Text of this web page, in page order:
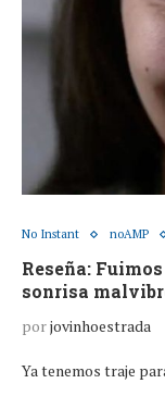
No Instant noAMP
Reseña:
sonrisa
porjovinhoestrada
Ya tenemos traje